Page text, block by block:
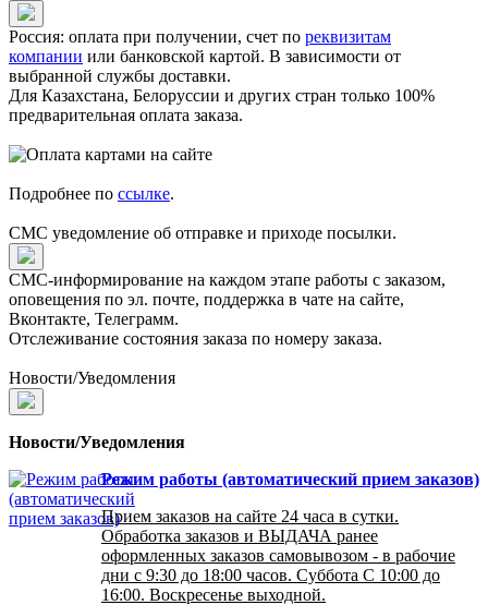
Россия: оплата при получении, счет по реквизитам
компании или банковской картой. В зависимости от
выбранной службы доставки.
Для Казахстана, Белоруссии и других стран только 100%
предварительная оплата заказа.
Подробнее по ссылке.
СМС уведомление об отправке и приходе посылки.
СМС-информирование на каждом этапе работы с заказом,
оповещения по эл. почте, поддержка в чате на сайте,
Вконтакте, Телеграмм.
Отслеживание состояния заказа по номеру заказа.
Новости/Уведомления
Новости/Уведомления
Режим работы (автоматический прием заказов)
Прием заказов на сайте 24 часа в сутки.
Обработка заказов и ВЫДАЧА ранее
оформленных заказов самовывозом - в рабочие
дни с 9:30 до 18:00 часов. Суббота С 10:00 до
16:00. Воскресенье выходной.